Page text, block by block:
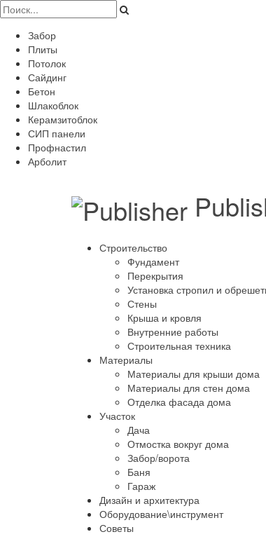
Забор
Плиты
Потолок
Сайдинг
Бетон
Шлакоблок
Керамзитоблок
СИП панели
Профнастил
Арболит
Строительство
Фундамент
Перекрытия
Установка стропил и
Стены
Крыша и кровля
Внутренние работы
Строительная техника
Материалы
Материалы для крыши дома
Материалы для стен дома
Отделка фасада дома
Участок
Дача
Отмостка вокруг дома
Забор/ворота
Баня
Гараж
Дизайн и архитектура
Оборудование\инструмент
Советы